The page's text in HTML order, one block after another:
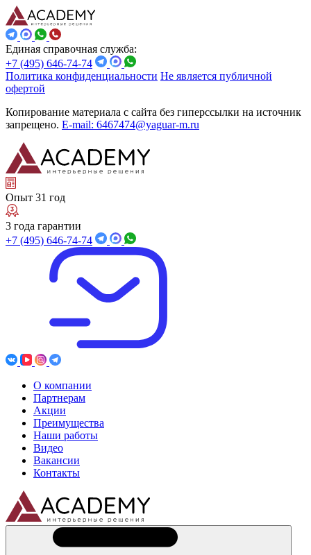
Единая справочная служба:
+7 (495) 646-74-74
Политика конфиденциальности Не является публичной
офертой
Копирование материала с сайта без гиперссылки на источник
запрещено. E-mail: 6467474@yaguar-m.ru
Опыт 31 год
3 года гарантии
+7 (495) 646-74-74
О компании
Партнерам
Акции
Преимущества
Наши работы
Видео
Вакансии
Контакты